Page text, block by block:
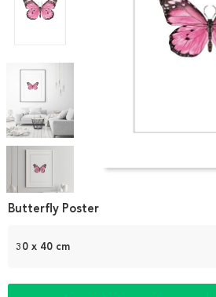
Item
1
30 x 40 cm
Butterfly Poster